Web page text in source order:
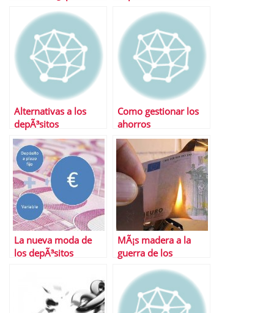
Alternativas a los
depÃ³sitos
tradicionales
Como gestionar los
ahorros
La nueva moda de
los depÃ³sitos
MÃ¡s madera a la
guerra de los